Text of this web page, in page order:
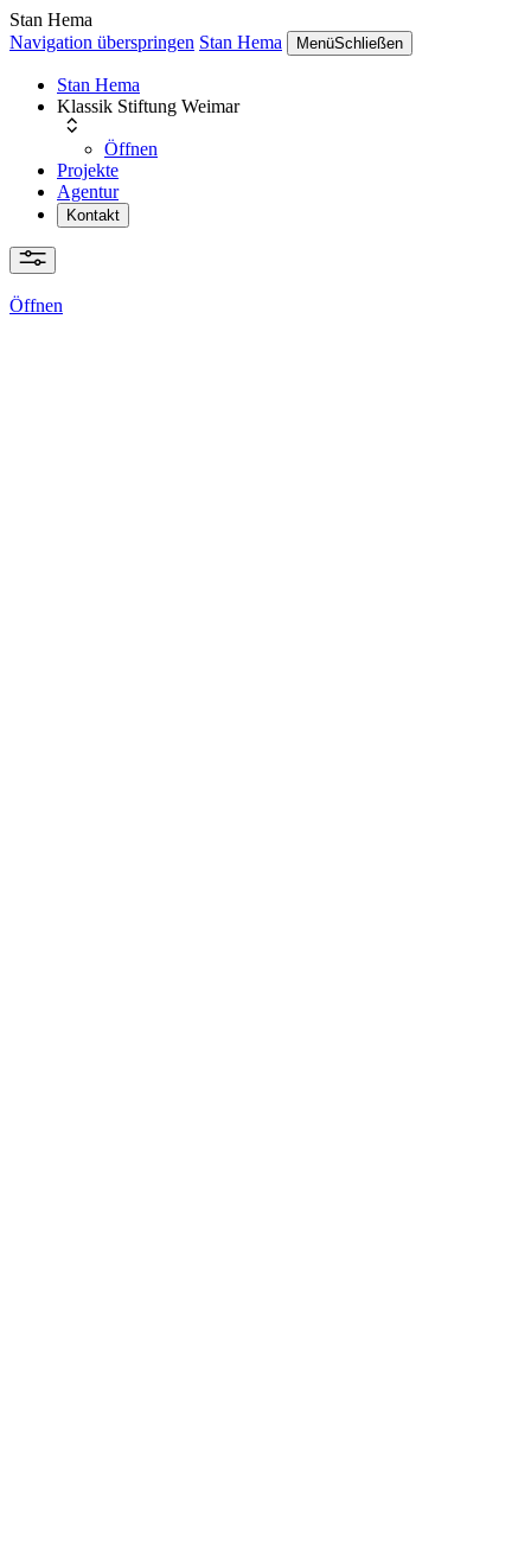
Stan Hema
Navigation überspringen Stan Hema MenüSchließen
Stan Hema
Klassik Stiftung Weimar
Öffnen
Projekte
Agentur
Kontakt
Öffnen